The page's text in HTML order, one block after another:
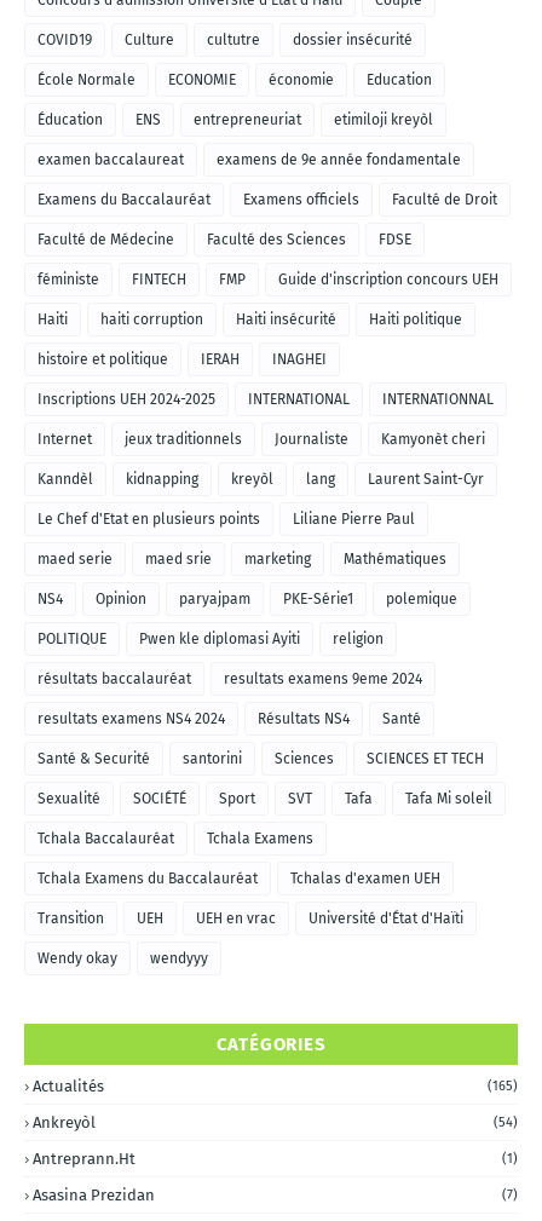
COVID19 Culture cultutre dossier insécurité
École Normale ECONOMIE économie Education
Éducation ENS entrepreneuriat etimiloji kreyòl
examen baccalaureat examens de 9e année fondamentale
Examens du Baccalauréat Examens officiels Faculté de Droit
Faculté de Médecine Faculté des Sciences FDSE
féministe FINTECH FMP Guide d'inscription concours UEH
Haiti haiti corruption Haiti insécurité Haiti politique
histoire et politique IERAH INAGHEI
Inscriptions UEH 2024-2025 INTERNATIONAL INTERNATIONNAL
Internet jeux traditionnels Journaliste Kamyonèt cheri
Kanndèl kidnapping kreyòl lang Laurent Saint-Cyr
Le Chef d'Etat en plusieurs points Liliane Pierre Paul
maed serie maed srie marketing Mathématiques
NS4 Opinion paryajpam PKE-Série1 polemique
POLITIQUE Pwen kle diplomasi Ayiti religion
résultats baccalauréat resultats examens 9eme 2024
resultats examens NS4 2024 Résultats NS4 Santé
Santé & Securité santorini Sciences SCIENCES ET TECH
Sexualité SOCIÉTÉ Sport SVT Tafa Tafa Mi soleil
Tchala Baccalauréat Tchala Examens
Tchala Examens du Baccalauréat Tchalas d'examen UEH
Transition UEH UEH en vrac Université d'État d'Haïti
Wendy okay wendyyy
CATÉGORIES
Actualités (165)
Ankreyòl (54)
Antreprann.ht (1)
Asasina Prezidan (7)